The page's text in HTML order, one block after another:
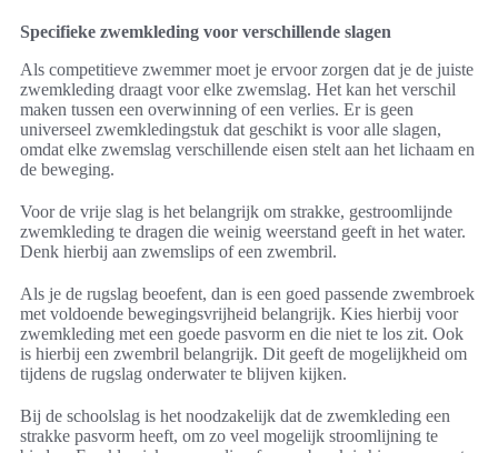
Specifieke zwemkleding voor verschillende slagen
Als competitieve zwemmer moet je ervoor zorgen dat je de juiste
zwemkleding draagt voor elke zwemslag. Het kan het verschil
maken tussen een overwinning of een verlies. Er is geen
universeel zwemkledingstuk dat geschikt is voor alle slagen,
omdat elke zwemslag verschillende eisen stelt aan het lichaam en
de beweging.
Voor de vrije slag is het belangrijk om strakke, gestroomlijnde
zwemkleding te dragen die weinig weerstand geeft in het water.
Denk hierbij aan zwemslips of een zwembril.
Als je de rugslag beoefent, dan is een goed passende zwembroek
met voldoende bewegingsvrijheid belangrijk. Kies hierbij voor
zwemkleding met een goede pasvorm en die niet te los zit. Ook
is hierbij een zwembril belangrijk. Dit geeft de mogelijkheid om
tijdens de rugslag onderwater te blijven kijken.
Bij de schoolslag is het noodzakelijk dat de zwemkleding een
strakke pasvorm heeft, om zo veel mogelijk stroomlijning te